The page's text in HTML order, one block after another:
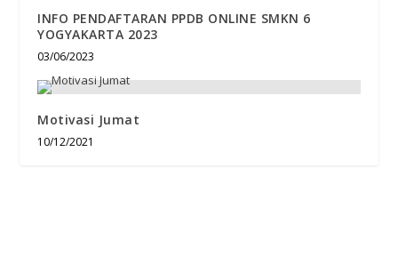
INFO PENDAFTARAN PPDB ONLINE SMKN 6
YOGYAKARTA 2023
03/06/2023
Motivasi Jumat
10/12/2021